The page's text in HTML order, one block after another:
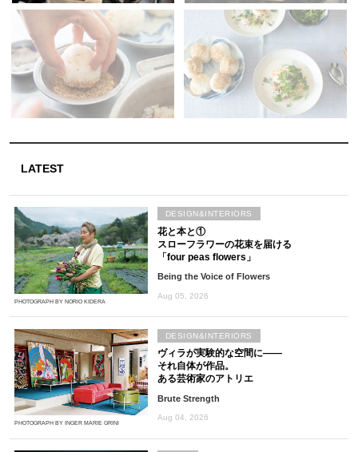
LATEST
PHOTOGRAPH BY NORIO KIDERA
花と本と①
スローフラワーの花束を届ける
「four peas flowers」
Being the Voice of Flowers
Aug 05, 2026
DESIGN&INTERIORS
PHOTOGRAPH BY INGER MARIE GRINI
ヴィラが実験的な空間に――
それ自体が作品。
ある芸術家のアトリエ
Brute Strength
Aug 04, 2026
DESIGN&INTERIORS